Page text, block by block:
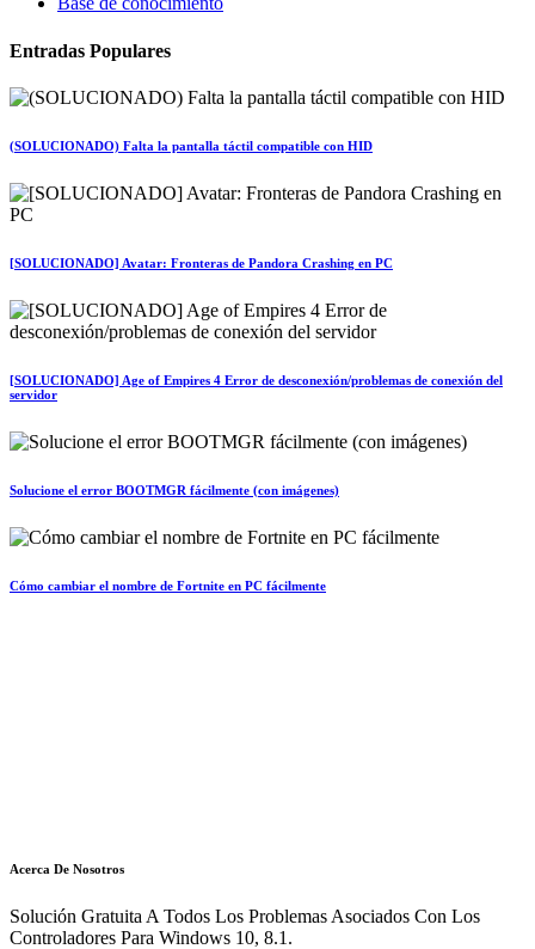
Entradas Populares
(SOLUCIONADO) Falta la pantalla táctil compatible con HID
[SOLUCIONADO] Avatar: Fronteras de Pandora Crashing en PC
[SOLUCIONADO] Age of Empires 4 Error de desconexión/problemas de conexión del
servidor
Solucione el error BOOTMGR fácilmente (con imágenes)
Cómo cambiar el nombre de Fortnite en PC fácilmente
Acerca De Nosotros
Solución Gratuita A Todos Los Problemas Asociados Con Los
Controladores Para Windows 10, 8.1.